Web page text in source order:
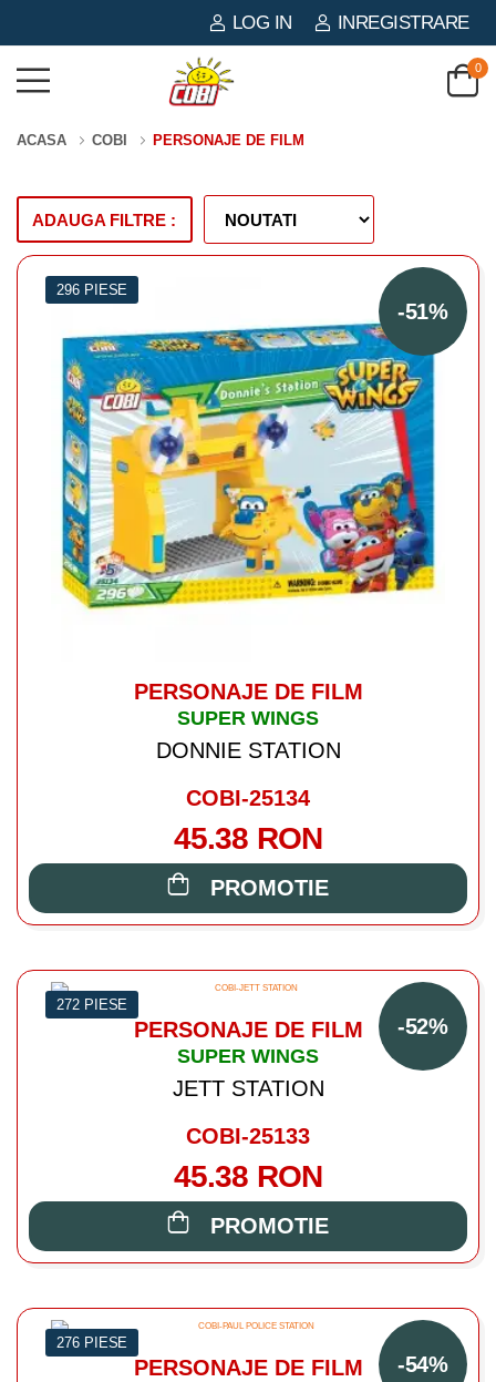
LOG IN INREGISTRARE
0
ACASA COBI PERSONAJE DE FILM
ADAUGA FILTRE :
-51%
296 PIESE
PERSONAJE DE FILM
SUPER WINGS
DONNIE STATION
COBI-25134
45.38 RON
PROMOTIE
-52%
272 PIESE
PERSONAJE DE FILM
SUPER WINGS
JETT STATION
COBI-25133
45.38 RON
PROMOTIE
-54%
276 PIESE
PERSONAJE DE FILM